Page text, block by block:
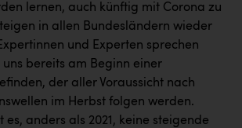
lernen, auch künftig mit Corona zu
in allen Bundesländern wieder
und Experten sprechen
bereits am Beginn einer
der aller Voraussicht nach
im Herbst folgen werden.
anders als 2021, keine steigende